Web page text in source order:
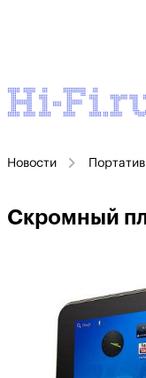
Новости
Скромный